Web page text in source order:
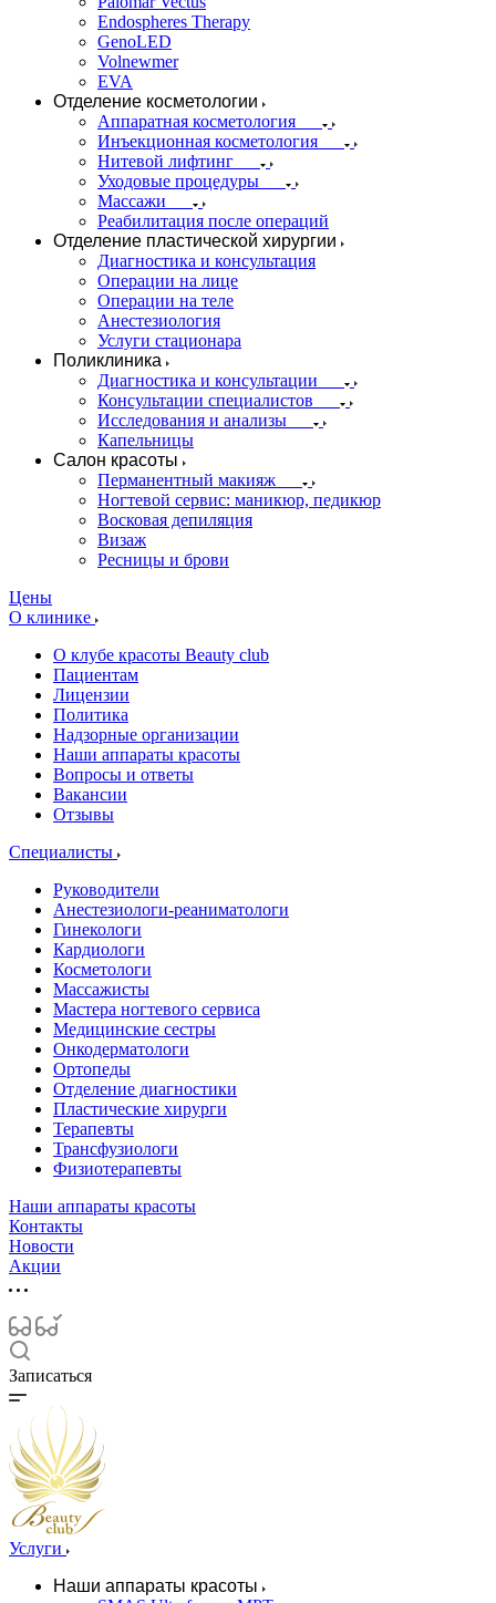
Endospheres Therapy
GenoLED
Volnewmer
EVA
Отделение косметологии
Аппаратная косметология
Инъекционная косметология
Нитевой лифтинг
Уходовые процедуры
Массажи
Реабилитация после операций
Отделение пластической хирургии
Диагностика и консультация
Операции на лице
Операции на теле
Анестезиология
Услуги стационара
Поликлиника
Диагностика и консультации
Консультации специалистов
Исследования и анализы
Капельницы
Салон красоты
Перманентный макияж
Ногтевой сервис: маникюр, педикюр
Восковая депиляция
Визаж
Ресницы и брови
Цены
О клинике
О клубе красоты Beauty club
Пациентам
Лицензии
Политика
Надзорные организации
Наши аппараты красоты
Вопросы и ответы
Вакансии
Отзывы
Специалисты
Руководители
Анестезиологи-реаниматологи
Гинекологи
Кардиологи
Косметологи
Массажисты
Мастера ногтевого сервиса
Медицинские сестры
Онкодерматологи
Ортопеды
Отделение диагностики
Пластические хирурги
Терапевты
Трансфузиологи
Физиотерапевты
Наши аппараты красоты
Контакты
Новости
Акции
Записаться
Услуги
Наши аппараты красоты